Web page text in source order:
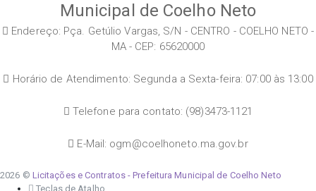
Municipal de Coelho Neto
Endereço: Pça. Getúlio Vargas, S/N - CENTRO - COELHO NETO -
MA - CEP: 65620000
Horário de Atendimento: Segunda a Sexta-feira: 07:00 às 13:00
Telefone para contato: (98)3473-1121
E-Mail: ogm@coelhoneto.ma.gov.br
2026 © Licitações e Contratos - Prefeitura Municipal de Coelho Neto
Teclas de Atalho